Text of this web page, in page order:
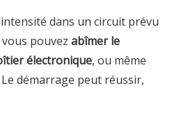
dans un circuit prévu
pouvez abîmer le
électronique, ou même
Le démarrage peut réussir,